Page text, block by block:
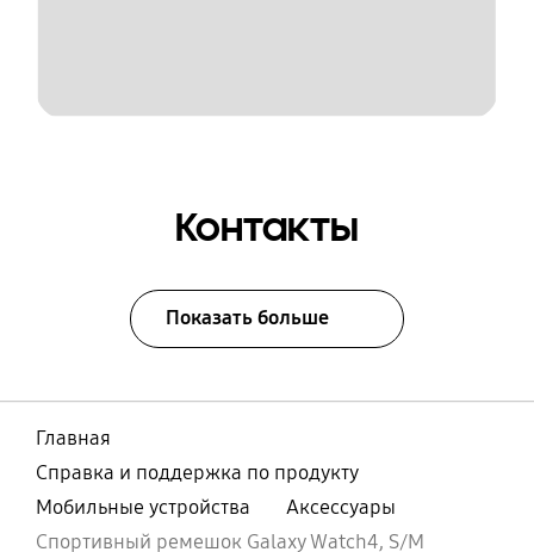
Контакты
Показать больше
Главная
Справка и поддержка по продукту
Мобильные устройства
Аксессуары
Спортивный ремешок Galaxy Watch4, S/M